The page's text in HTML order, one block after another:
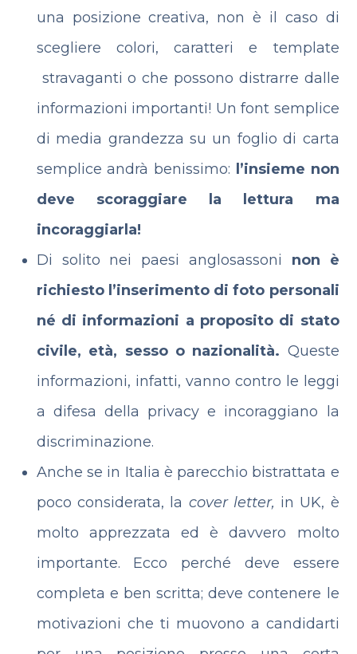
una posizione creativa, non è il caso di
scegliere colori, caratteri e template
stravaganti o che possono distrarre dalle
informazioni importanti! Un font semplice
di media grandezza su un foglio di carta
semplice andrà benissimo:
l’insieme non
deve scoraggiare la lettura ma
incoraggiarla!
Di solito nei paesi anglosassoni non è
richiesto l’inserimento di foto personali
né di informazioni a proposito di stato
civile, età, sesso o nazionalità. Queste
informazioni, infatti, vanno contro le leggi
a difesa della privacy e incoraggiano la
discriminazione.
Anche se in Italia è parecchio bistrattata e
poco considerata, la cover letter, in UK, è
molto apprezzata ed è davvero molto
importante. Ecco perché deve essere
completa e ben scritta; deve contenere le
motivazioni che ti muovono a candidarti